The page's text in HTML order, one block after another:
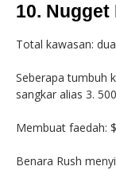
10.
Total kawasan:
Seberapa tumbuh
sangkar alias 3.
Membuat faedah:
Benara Rush